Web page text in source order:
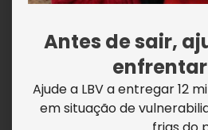
Antes de sair,
Ajude a LBV a entregar 12
em situação de